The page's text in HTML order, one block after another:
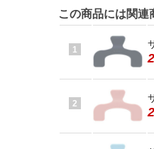
この商品には関
1
2